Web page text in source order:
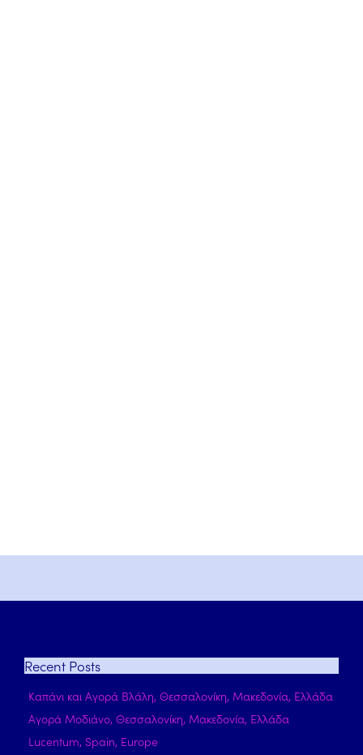
Recent Posts
Καπάνι και Αγορά Βλάλη, Θεσσαλονίκη, Μακεδονία, Ελλάδα
Αγορά Μοδιάνο, Θεσσαλονίκη, Μακεδονία, Ελλάδα
Lucentum, Spain, Europe